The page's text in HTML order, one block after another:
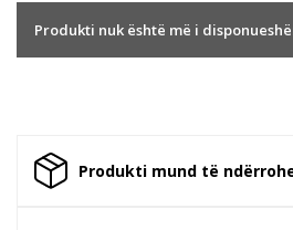
Produkti nuk është më i
Produkti mund të